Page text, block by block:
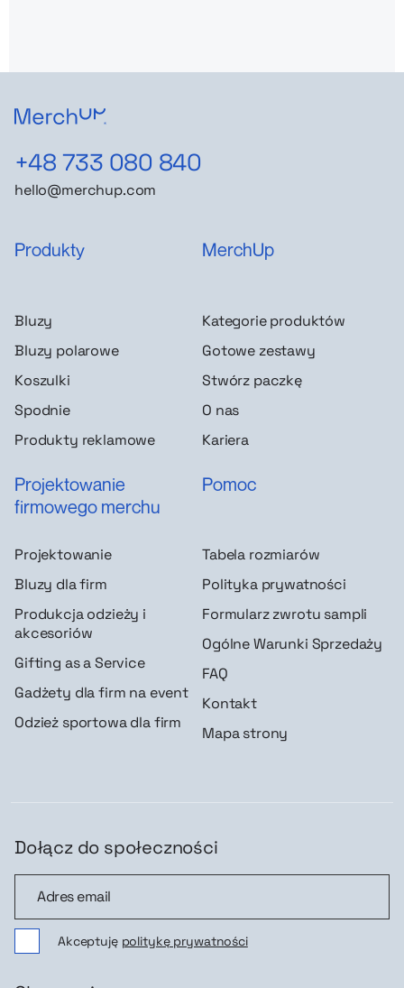
+48 733 080 840
hello@merchup.com
Produkty
Bluzy
Bluzy polarowe
Koszulki
Spodnie
Produkty reklamowe
MerchUp
Kategorie produktów
Gotowe zestawy
Stwórz paczkę
O nas
Kariera
Projektowanie
firmowego merchu
Projektowanie
Bluzy dla firm
Produkcja odzieży i
akcesoriów
Gifting as a Service
Gadżety dla firm na event
Odzież sportowa dla firm
Pomoc
Tabela rozmiarów
Polityka prywatności
Formularz zwrotu sampli
Ogólne Warunki Sprzedaży
FAQ
Kontakt
Mapa strony
Dołącz do społeczności
Akceptuję politykę prywatności